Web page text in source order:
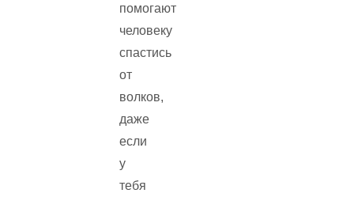
помогают
человеку
спастись
от
волков,
даже
если
у
тебя